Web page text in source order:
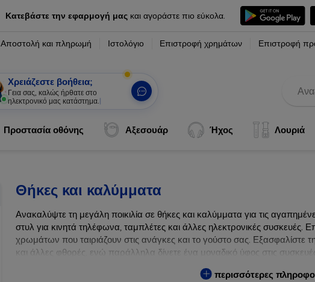
Κατεβάστε την εφαρμογή μαςκαι αγοράστε πιο εύκολα.
Αποστολή και πληρωμή Ιστολόγιο Επιστροφή χρημάτων Επιστροφή
Χρειάζεστε βοήθεια;
Γεια σας, καλώς ήρθατε στο
ηλεκτρονικό μας κατάστημα. |
Προστασία οθόνης Αξεσουάρ Ήχος Λουριά
Θήκες και καλύμματα
Ανακαλύψτε τη μεγάλη ποικιλία σε θήκες και καλύμματα για τις
στυλ για κινητά τηλέφωνα, ταμπλέτες και άλλες ηλεκτρονικές συσκευές.
χρωμάτων που ταιριάζουν στις ανάγκες και το γούστο σας. Εξασφαλίστε
και άλλες φθορές, ενώ παράλληλα δίνετε ένα μοναδικό ύφος στις
περισσότερες